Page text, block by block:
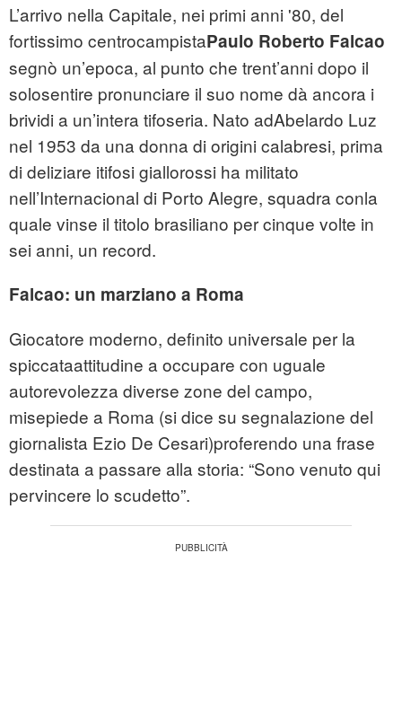
L’arrivo nella Capitale, nei primi anni '80, del
fortissimo centrocampistaPaulo Roberto Falcao
segnò un’epoca, al punto che trent’anni dopo il
solosentire pronunciare il suo nome dà ancora i
brividi a un’intera tifoseria. Nato adAbelardo Luz
nel 1953 da una donna di origini calabresi, prima
di deliziare itifosi giallorossi ha militato
nell’Internacional di Porto Alegre, squadra conla
quale vinse il titolo brasiliano per cinque volte in
sei anni, un record.
Falcao: un marziano a Roma
Giocatore moderno, definito universale per la
spiccataattitudine a occupare con uguale
autorevolezza diverse zone del campo,
misepiede a Roma (si dice su segnalazione del
giornalista Ezio De Cesari)proferendo una frase
destinata a passare alla storia: “Sono venuto qui
pervincere lo scudetto”.